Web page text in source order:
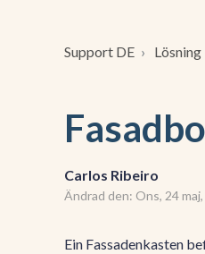
Support DE Lösning
Carlos Ribeiro
Ändrad den: Ons, 24
Ein Fassadenkasten